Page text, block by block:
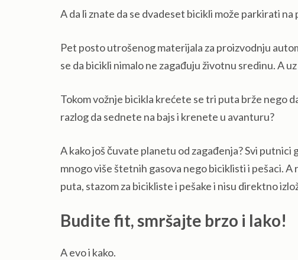
A da li znate da se dvadeset bicikli može parkirati
Pet posto utrošenog materijala za proizvodnju
se da bicikli nimalo ne zagađuju životnu sredinu. A
Tokom vožnje bicikla krećete se tri puta brže nego
razlog da sednete na bajs i krenete u avanturu?
A kako još čuvate planetu od zagađenja? Svi
mnogo više štetnih gasova nego biciklisti i pešaci.
puta, stazom za bicikliste i pešake i nisu direktno
Budite fit, smršajte brzo i lako!
A evo i kako.